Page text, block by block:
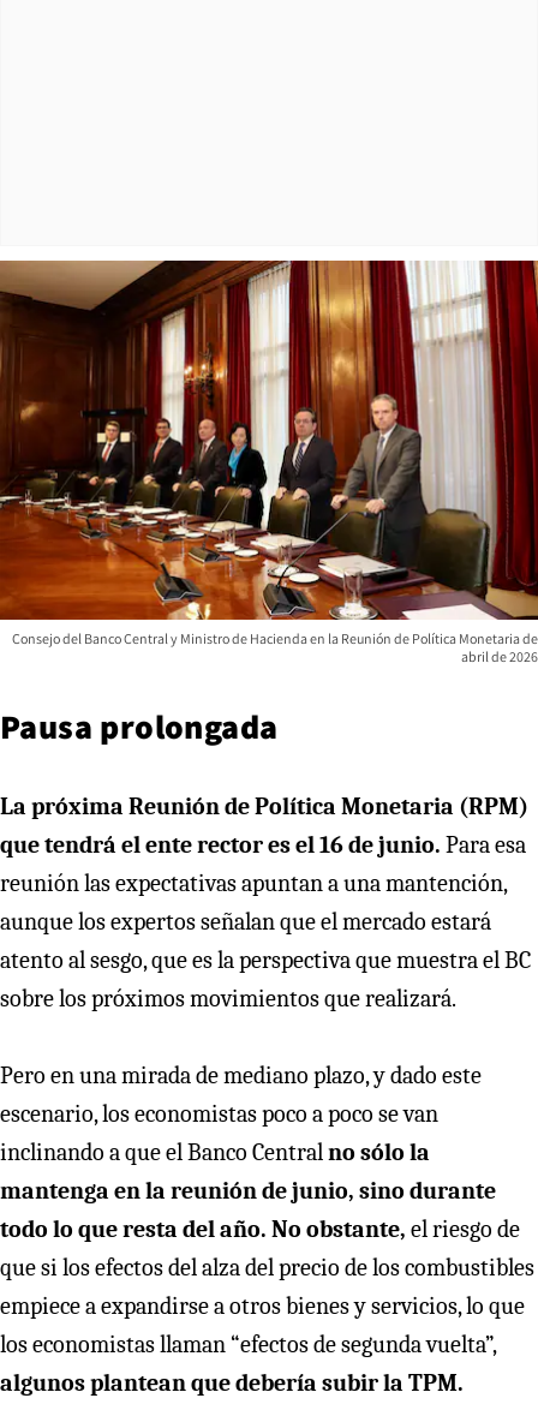
Consejo del Banco Central y Ministro de Hacienda en la Reunión de Política Monetaria de
abril de 2026
Pausa prolongada
La próxima Reunión de Política Monetaria (RPM)
que tendrá el ente rector es el 16 de junio. Para esa
reunión las expectativas apuntan a una mantención,
aunque los expertos señalan que el mercado estará
atento al sesgo, que es la perspectiva que muestra el BC
sobre los próximos movimientos que realizará.
Pero en una mirada de mediano plazo, y dado este
escenario, los economistas poco a poco se van
inclinando a que el Banco Central no sólo la
mantenga en la reunión de junio, sino durante
todo lo que resta del año. No obstante, el riesgo de
que si los efectos del alza del precio de los combustibles
empiece a expandirse a otros bienes y servicios, lo que
los economistas llaman “efectos de segunda vuelta”,
algunos plantean que debería subir la TPM.